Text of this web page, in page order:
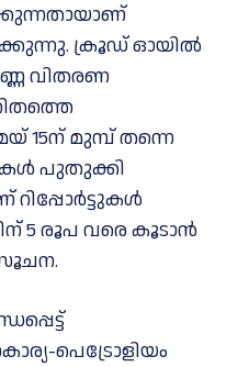
ക്രൂഡ് ഓയില്‍
വിതരണ
15ന് മുമ്പ് തന്നെ
പുതുക്കി
റിപ്പോര്‍ട്ടുകള്‍
5 രൂപ വരെ കൂടാൻ
പെട്രോളിയം